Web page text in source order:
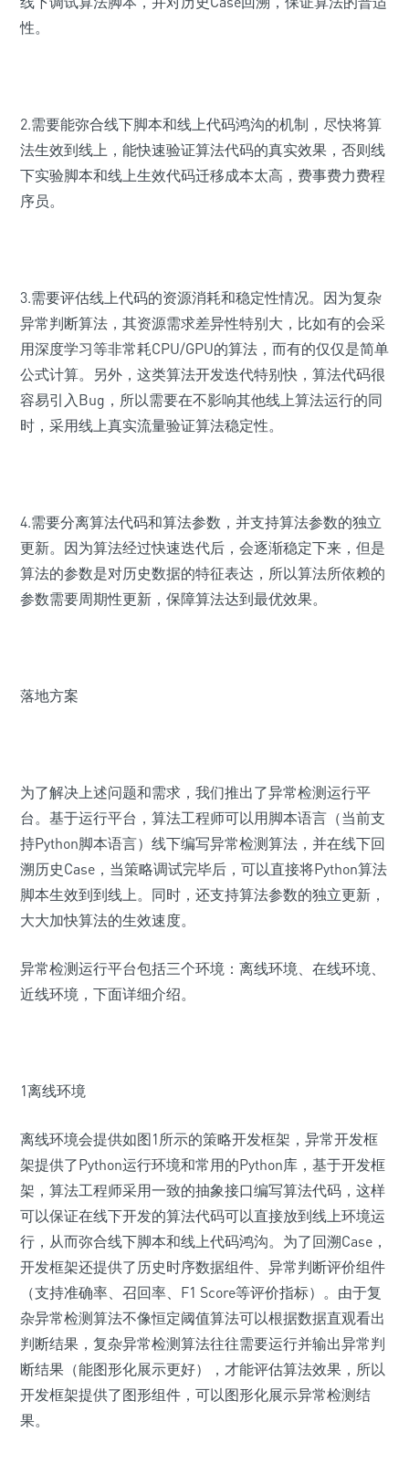
性。
2.需要能弥合线下脚本和线上代码鸿沟的机制，尽快将算
法生效到线上，能快速验证算法代码的真实效果，否则线
下实验脚本和线上生效代码迁移成本太高，费事费力费程
序员。
3.需要评估线上代码的资源消耗和稳定性情况。因为复杂
异常判断算法，其资源需求差异性特别大，比如有的会采
用深度学习等非常耗CPU/GPU的算法，而有的仅仅是简单
公式计算。另外，这类算法开发迭代特别快，算法代码很
容易引入Bug，所以需要在不影响其他线上算法运行的同
时，采用线上真实流量验证算法稳定性。
4.需要分离算法代码和算法参数，并支持算法参数的独立
更新。因为算法经过快速迭代后，会逐渐稳定下来，但是
算法的参数是对历史数据的特征表达，所以算法所依赖的
参数需要周期性更新，保障算法达到最优效果。
落地方案
为了解决上述问题和需求，我们推出了异常检测运行平
台。基于运行平台，算法工程师可以用脚本语言（当前支
持Python脚本语言）线下编写异常检测算法，并在线下回
溯历史Case，当策略调试完毕后，可以直接将Python算法
脚本生效到到线上。同时，还支持算法参数的独立更新，
大大加快算法的生效速度。
异常检测运行平台包括三个环境：离线环境、在线环境、
近线环境，下面详细介绍。
1离线环境
离线环境会提供如图1所示的策略开发框架，异常开发框
架提供了Python运行环境和常用的Python库，基于开发框
架，算法工程师采用一致的抽象接口编写算法代码，这样
可以保证在线下开发的算法代码可以直接放到线上环境运
行，从而弥合线下脚本和线上代码鸿沟。为了回溯Case，
开发框架还提供了历史时序数据组件、异常判断评价组件
（支持准确率、召回率、F1 Score等评价指标）。由于复
杂异常检测算法不像恒定阈值算法可以根据数据直观看出
判断结果，复杂异常检测算法往往需要运行并输出异常判
断结果（能图形化展示更好），才能评估算法效果，所以
开发框架提供了图形组件，可以图形化展示异常检测结
果。